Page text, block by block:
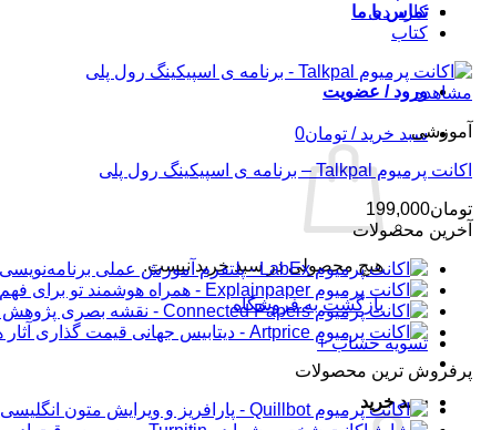
تماس با ما
ورود / عضویت
سبد خرید / تومان0
هیچ محصولی در سبد خرید نیست.
بازگشت به فروشگاه
تسویه حساب +
سبد خرید
کاربردی
کتاب
مشاهده
آموزشی
اکانت پرمیوم Talkpal – برنامه ی اسپیکینگ رول پلی
تومان199,000
آخرین محصولات
پرفروش ترین محصولات